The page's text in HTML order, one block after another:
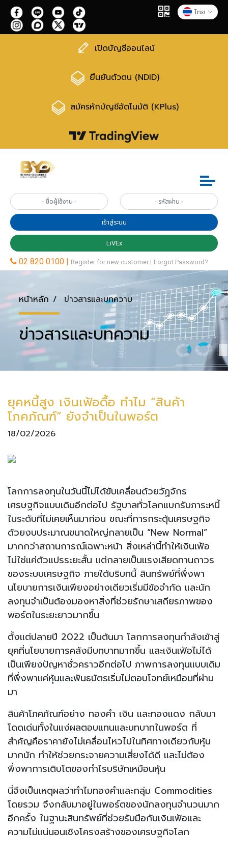
ไทย
เปิดบัญชีออนไลน์
ยืนยันตัวตน (NDID)
สมัครหักบัญชีอัตโนมัติ (KPlus)
หน้าหลัก ข่าวสารและบทความ
ข่าวสารและบทความ
ยุคหนี้สูง เงินเฟ้อดื้อ ทำไม “สินค้า
โภคภัณฑ์” ยังจำเป็นในพอร์ต
18/02/2026
โลกการลงทุนในวันนี้ไม่ได้ขับเคลื่อนด้วยวัฏจักร
เศรษฐกิจแบบเดิมอีกต่อไป รัฐบาลทั่วโลกแบกรับภาระหนี้
ในระดับที่ไม่เคยเห็นมาก่อน ขณะที่การกระตุ้นเศรษฐกิจ
ด้วยงบประมาณขนาดใหญ่กลายเป็น “New Normal”
มากกว่าสถานการณ์เฉพาะหน้า สิ่งเหล่านี้ทำให้เงินเฟ้อ
ไม่ใช่แค่ตัวแปรระยะสั้น แต่กลายเป็นแรงเสียดทานถาวร
ของระบบเศรษฐกิจ ภายใต้บริบทนี้ สินทรัพย์ที่พึ่งพา
นโยบายการเงินเพียงอย่างเดียวเริ่มมีข้อจำกัด และนัก
ลงทุนจำเป็นต้องมองหาสิ่งที่ช่วยรักษาเสถียรภาพของ
พอร์ตในระยะยาวมากขึ้น
ตั้งแต่ปลายปี 2022 เป็นต้นมา โลกการลงทุนกำลังเข้าสู่
ยุคที่นโยบายการคลังมีบทบาทมากขึ้น และเงินเฟ้อไม่ได้
เป็นเพียงปัญหาชั่วคราวอีกต่อไป ภาพการลงทุนแบบเดิม
ที่พึ่งพาแค่หุ้นและพันธบัตรเริ่มไม่ตอบโจทย์เหมือนที่ผ่าน
มา
สินค้าโภคภัณฑ์อย่าง ทองคำ เงิน และทองแดง กลับมา
โดดเด่นทั้งในแง่ผลตอบแทนและบทบาทในพอร์ต ที่
สำคัญคือราคายังไม่เคลื่อนไหวไปในทิศทางเดียวกับหุ้น
มากนัก ทำให้ช่วยกระจายความเสี่ยงได้ดี และไม่ต้อง
พึ่งพาการเติบโตของกำไรบริษัทเหมือนหุ้น
นี่จึงเป็นเหตุผลว่าทำไมทองคำและกลุ่ม Commodities
โดยรวม จึงกลับมาอยู่ในพอร์ตของนักลงทุนจำนวนมาก
อีกครั้ง ในฐานะสินทรัพย์ที่ช่วยรับมือกับเงินเฟ้อและ
ความไม่แน่นอนเชิงโครงสร้างของเศรษฐกิจโลก